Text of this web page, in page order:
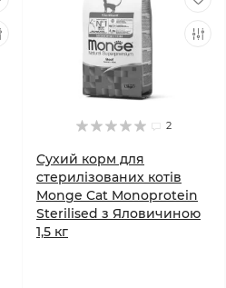
2
Сухий корм для
стерилізованих котів
Monge Cat Monoprotein
Sterilised з Яловичиною
1,5 кг